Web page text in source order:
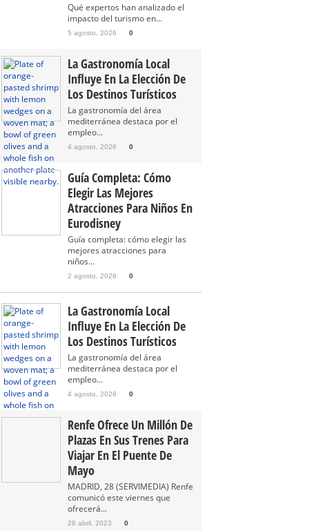
Qué expertos han analizado el
impacto del turismo en...
5 agosto, 2026 0
La Gastronomía Local
Influye En La Elección De
Los Destinos Turísticos
La gastronomía del área
mediterránea destaca por el
empleo...
4 agosto, 2026 0
Guía Completa: Cómo
Elegir Las Mejores
Atracciones Para Niños En
Eurodisney
Guía completa: cómo elegir las
mejores atracciones para
niños...
2 agosto, 2026 0
La Gastronomía Local
Influye En La Elección De
Los Destinos Turísticos
La gastronomía del área
mediterránea destaca por el
empleo...
4 agosto, 2026 0
Renfe Ofrece Un Millón De
Plazas En Sus Trenes Para
Viajar En El Puente De
Mayo
MADRID, 28 (SERVIMEDIA) Renfe
comunicó este viernes que
ofrecerá...
28 abril, 2023 0